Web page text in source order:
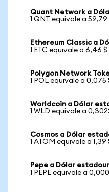
Quant Network a
1 QNT equivale a 59,79
Ethereum Classic a
1 ETC equivale a 6,46 $
Polygon Network
1 POL equivale a 0,075
Worldcoin a Dólar
1 WLD equivale a
Cosmos a Dólar
1 ATOM equivale a 1,39
Pepe a Dólar
1 PEPE equivale a